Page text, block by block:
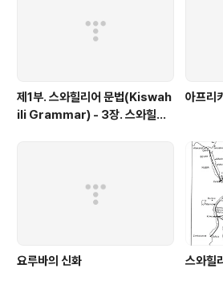
제1부. 스와힐리어 문법(Kiswah
ili Grammar) - 3장. 스와힐리
아프리
요루바의 신화 스와힐